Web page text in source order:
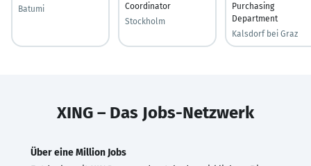
Batumi
Coordinator
Stockholm
Purchasing
Department
Kalsdorf bei Graz
XING – Das Jobs-Netzwerk
Über eine Million Jobs